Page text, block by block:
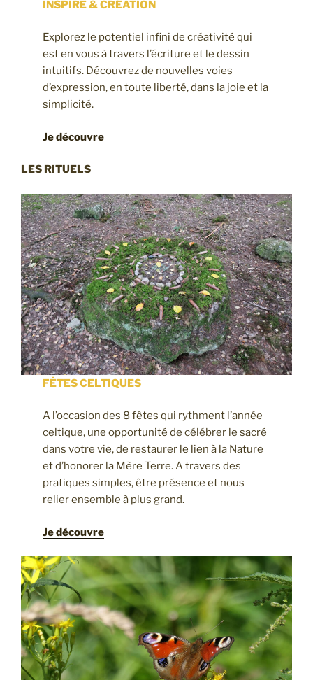
INSPIRE & CRÉATION
Explorez le potentiel infini de créativité qui
est en vous à travers l’écriture et le dessin
intuitifs. Découvrez de nouvelles voies
d’expression, en toute liberté, dans la joie et la
simplicité.
Je découvre
LES RITUELS
FÊTES CELTIQUES
A l’occasion des 8 fêtes qui rythment l’année
celtique, une opportunité de célébrer le sacré
dans votre vie, de restaurer le lien à la Nature
et d’honorer la Mère Terre. A travers des
pratiques simples, être présence et nous
relier ensemble à plus grand.
Je découvre